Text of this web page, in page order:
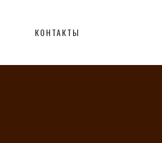
КОНТАКТЫ